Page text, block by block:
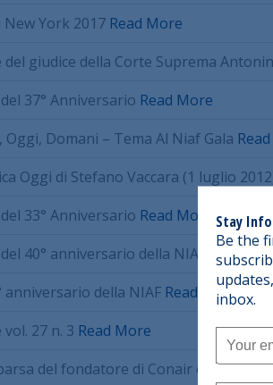
New York 2017 Read More
giudice della Corte Suprema
37° Anniversario Read More
Domani – Tema Al Niaf Gala
Oggi di Stefano Vaccara (1 luglio
33° Anniversario Read More
40° anniversario della NIAF
Read
anniversario della NIAF Read More
27 n. 3 Read More
del fondatore di Conair ed ex
Stay
Be the
inbox.